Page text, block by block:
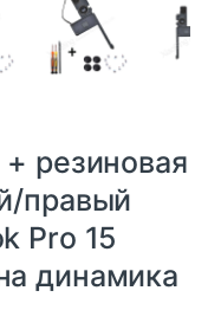
резиновая
правый
Pro 15
динамика